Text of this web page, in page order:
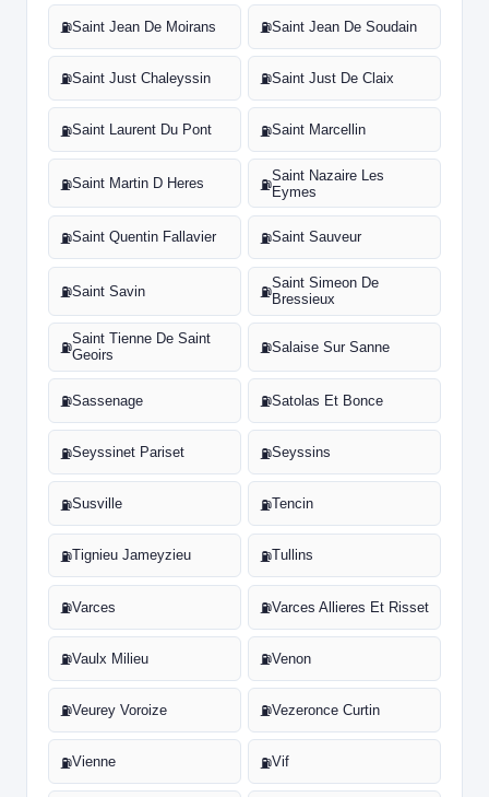
⛽Saint Jean De Moirans ⛽Saint Jean De Soudain
⛽Saint Just Chaleyssin ⛽Saint Just De Claix
⛽Saint Laurent Du Pont ⛽Saint Marcellin
⛽Saint Martin D Heres ⛽
Saint Nazaire Les
Eymes
⛽Saint Quentin Fallavier ⛽Saint Sauveur
⛽Saint Savin ⛽
Saint Simeon De
Bressieux
⛽
Saint Tienne De Saint
Geoirs
⛽Salaise Sur Sanne
⛽Sassenage ⛽Satolas Et Bonce
⛽Seyssinet Pariset ⛽Seyssins
⛽Susville ⛽Tencin
⛽Tignieu Jameyzieu ⛽Tullins
⛽Varces ⛽Varces Allieres Et Risset
⛽Vaulx Milieu ⛽Venon
⛽Veurey Voroize ⛽Vezeronce Curtin
⛽Vienne ⛽Vif